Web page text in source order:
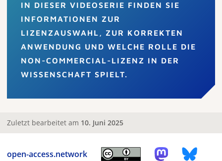
IN DIESER VIDEOSERIE FINDEN SIE
INFORMATIONEN ZUR
LIZENZAUSWAHL, ZUR KORREKTEN
ANWENDUNG UND WELCHE ROLLE DIE
NON-COMMERCIAL-LIZENZ IN DER
WISSENSCHAFT SPIELT.
Zuletzt bearbeitet am 10. Juni 2025
open-access.network